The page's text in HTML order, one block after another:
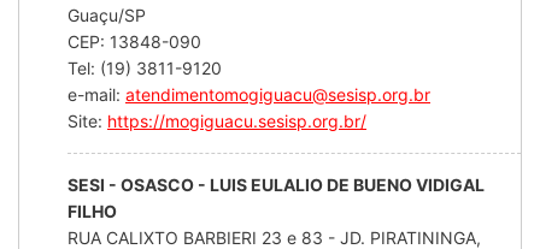
Guaçu/SP
CEP: 13848-090
Tel: (19) 3811-9120
e-mail: atendimentomogiguacu@sesisp.org.br
Site: https://mogiguacu.sesisp.org.br/
SESI - OSASCO - LUIS EULALIO DE BUENO VIDIGAL
FILHO
RUA CALIXTO BARBIERI 23 e 83 - JD. PIRATININGA,